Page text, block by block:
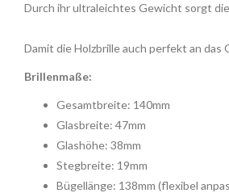
Durch ihr ultraleichtes Gewicht sorgt
Damit die Holzbrille auch perfekt an
Brillenmaße:
Gesamtbreite: 140mm
Glasbreite: 47mm
Glashöhe: 38mm
Stegbreite: 19mm
Bügellänge: 138mm (flexibel